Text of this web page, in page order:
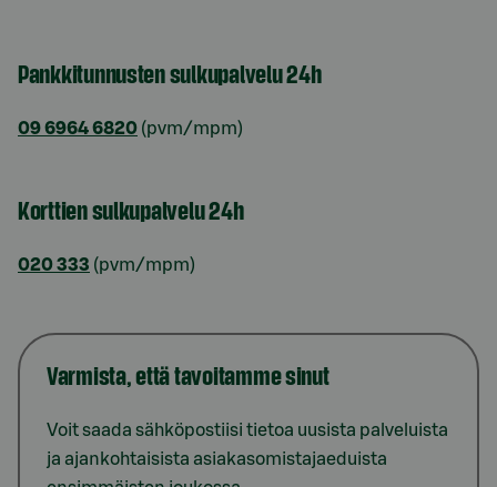
Pankkitunnusten sulkupalvelu 24h
09 6964 6820 (pvm/mpm)
Korttien sulkupalvelu 24h
020 333 (pvm/mpm)
Varmista, että tavoitamme sinut
Voit saada sähköpostiisi tietoa uusista palveluista
ja ajankohtaisista asiakasomistajaeduista